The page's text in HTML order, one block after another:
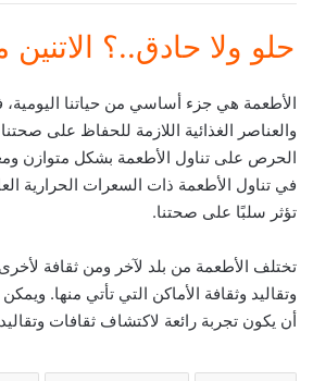
حلو ولا حادق..؟
الأطعمة هي جزء أساسي من حياتنا
والعناصر الغذائية اللازمة للحفاظ على
الحرص على تناول الأطعمة بشكل متوازن
في تناول الأطعمة ذات السعرات الحرارية
تؤثر سلبًا على صحتنا.
تختلف الأطعمة من بلد لآخر ومن ثقافة
وتقاليد وثقافة الأماكن التي تأتي منها.
أن يكون تجربة رائعة لاكتشاف ثقافات